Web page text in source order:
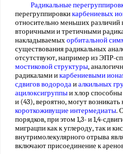
Радикальные
перегруппировкикарбениевых
относительно меньших
вторичными и третичными
накладываемыхорбитальной
существования радикальных
отсутствуют, например из ЭПР-
мостиковой структуры,
радикалами икарбениевыми
сдвиговводородаиалкильных
ацилоксигруппыи хлор
и (43), вероятно, могут возникать
короткоживущие интермедиаты.
порядков, при этом 1,3- и 1,4-
миграцпи как к углероду, так и
внутримолекулярного отрыва
включают присоединение к